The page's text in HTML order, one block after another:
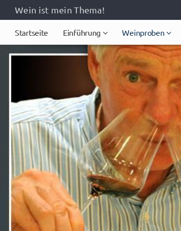
Wein ist mein Thema!
Startseite Einführung Weinproben